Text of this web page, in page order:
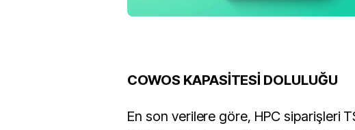
COWOS KAPASİTESİ DOLULUĞU
En son verilere göre, HPC siparişleri